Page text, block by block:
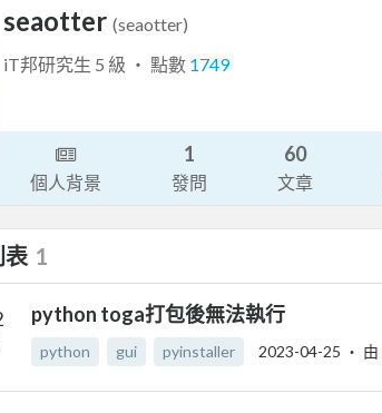
seaotter (seaotter)
iT邦研究生 5 級 ‧ 點數 1749
個人背景
1
發問
60
文章
表 1
python toga打包後無法執行
python gui pyinstaller 2023-04-25 ‧ 由